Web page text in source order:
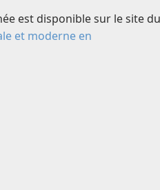
est disponible sur le site du
et moderne en